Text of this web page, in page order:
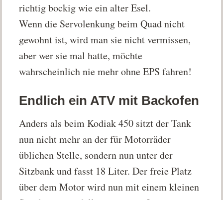
richtig bockig wie ein alter Esel.
Wenn die Servolenkung beim Quad nicht
gewohnt ist, wird man sie nicht vermissen,
aber wer sie mal hatte, möchte
wahrscheinlich nie mehr ohne EPS fahren!
Endlich ein ATV mit Backofen
Anders als beim Kodiak 450 sitzt der Tank
nun nicht mehr an der für Motorräder
üblichen Stelle, sondern nun unter der
Sitzbank und fasst 18 Liter. Der freie Platz
über dem Motor wird nun mit einem kleinen